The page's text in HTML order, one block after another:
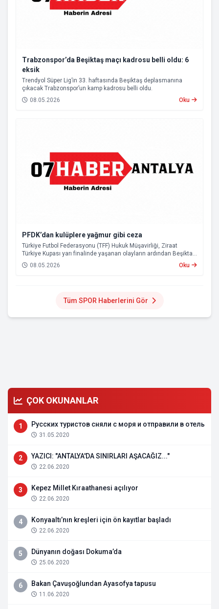
Trabzonspor’da Beşiktaş maçı kadrosu belli oldu: 6
eksik
Trendyol Süper Lig’in 33. haftasında Beşiktaş deplasmanına
çıkacak Trabzonspor’un kamp kadrosu belli oldu.
08.05.2026
Oku
PFDK’dan kulüplere yağmur gibi ceza
Türkiye Futbol Federasyonu (TFF) Hukuk Müşavirliği, Ziraat
Türkiye Kupası yarı finalinde yaşanan olayların ardından Beşiktaş
ve Tümosan Konyaspor’u Profesyonel Futbol Disiplin Kurulu’na
(PFDK) sevk etti.
08.05.2026 Oku
Tüm SPOR Haberlerini Gör
ÇOK OKUNANLAR
1 Русских туристов сняли с моря и отправили в отель
31.05.2020
2 YAZICI: "ANTALYA'DA SINIRLARI AŞACAĞIZ..."
22.06.2020
3 Kepez Millet Kıraathanesi açılıyor
22.06.2020
4 Konyaaltı’nın kreşleri için ön kayıtlar başladı
22.06.2020
5 Dünyanın doğası Dokuma’da
25.06.2020
6 Bakan Çavuşoğlundan Ayasofya tapusu
11.06.2020